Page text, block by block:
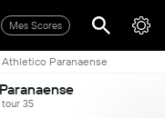
Mes Scores
Paranaense
tour 35